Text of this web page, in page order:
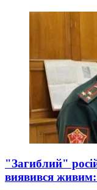
"Загиблий"
виявився